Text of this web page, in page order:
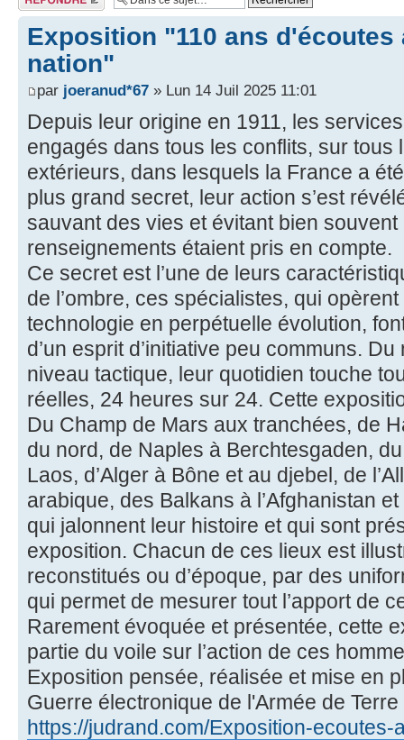
Exposition "110 ans d'écoutes
nation"
par joeranud*67 » Lun 14 Juil 2025 11:01
Depuis leur origine en 1911, les
engagés dans tous les conflits, sur tous
extérieurs, dans lesquels la France a
plus grand secret, leur action s’est
sauvant des vies et évitant bien
renseignements étaient pris en compte.
Ce secret est l’une de leurs
de l’ombre, ces spécialistes, qui
technologie en perpétuelle évolution,
d’un esprit d’initiative peu communs.
niveau tactique, leur quotidien touche
réelles, 24 heures sur 24. Cette
Du Champ de Mars aux tranchées, de
du nord, de Naples à Berchtesgaden,
Laos, d’Alger à Bône et au djebel, de
arabique, des Balkans à l’Afghanistan
qui jalonnent leur histoire et qui sont
exposition. Chacun de ces lieux est
reconstitués ou d’époque, par des
qui permet de mesurer tout l’apport de
Rarement évoquée et présentée, cette
partie du voile sur l’action de ces
Exposition pensée, réalisée et mise en
Guerre électronique de l'Armée de Terre
https://judrand.com/Exposition-ecoutes-